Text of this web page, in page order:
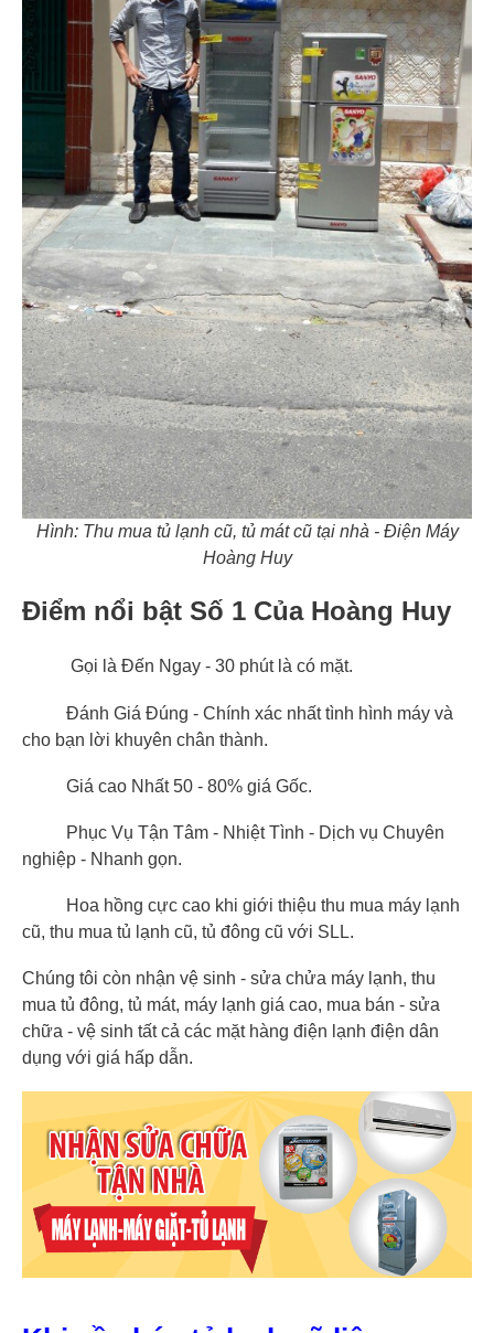
Hình: Thu mua tủ lạnh cũ, tủ mát cũ tại nhà - Điện Máy
Hoàng Huy
Điểm nổi bật Số 1 Của Hoàng Huy
Gọi là Đến Ngay - 30 phút là có mặt.
Đánh Giá Đúng - Chính xác nhất tình hình máy và
cho bạn lời khuyên chân thành.
Giá cao Nhất 50 - 80% giá Gốc.
Phục Vụ Tận Tâm - Nhiệt Tình - Dịch vụ Chuyên
nghiệp - Nhanh gọn.
Hoa hồng cực cao khi giới thiệu thu mua máy lạnh
cũ, thu mua tủ lạnh cũ, tủ đông cũ với SLL.
Chúng tôi còn nhận vệ sinh - sửa chửa máy lạnh, thu
mua tủ đông, tủ mát, máy lạnh giá cao, mua bán - sửa
chữa - vệ sinh tất cả các mặt hàng điện lạnh điện dân
dụng với giá hấp dẫn.